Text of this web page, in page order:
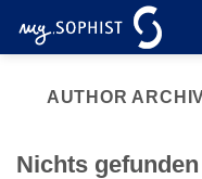
Inhalt
AUTHOR
Nichts gefunden